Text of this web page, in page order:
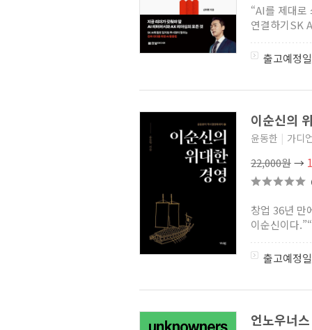
“AI를 제대로
연결하기SK
출고예정
이순신의
윤동한 | 가디
22,000원→
창업 36년 만
이순신이다
출고예정
언노우너